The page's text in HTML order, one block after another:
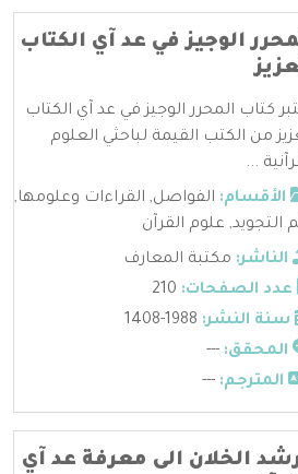
الوجيز في عد آي الكتاب
كتاب المحرر الوجيز في عد آي الكتاب
من الكتب القيمة لباحثي العلوم
...
الأقسام: الفواصل, القراءات وعلومها,
التجويد, علوم القرآن
الناشر: مكتبة المعارف
عدد الصفحات:
سنة النشر:
المحقق: ---
المترجم: ---
الخلان الى معرفة عد آي